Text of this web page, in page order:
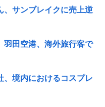
、サンブレイクに売上逆
田空港、海外旅行客で
、境内におけるコスプレ